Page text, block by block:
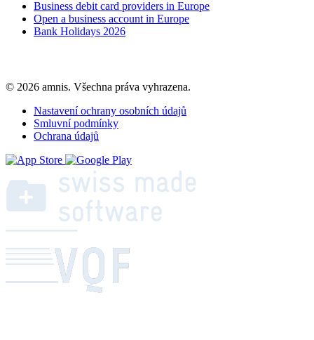
Business debit card providers in Europe
Open a business account in Europe
Bank Holidays 2026
© 2026 amnis. Všechna práva vyhrazena.
Nastavení ochrany osobních údajů
Smluvní podmínky
Ochrana údajů